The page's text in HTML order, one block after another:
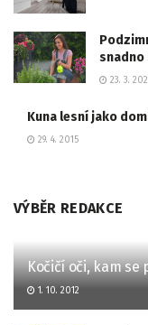
snadno
23. 3.
Kuna lesní jako
29. 4. 2015
VÝBĚR REDAKCE
Kočičí oči, kam se
1. 10. 2012